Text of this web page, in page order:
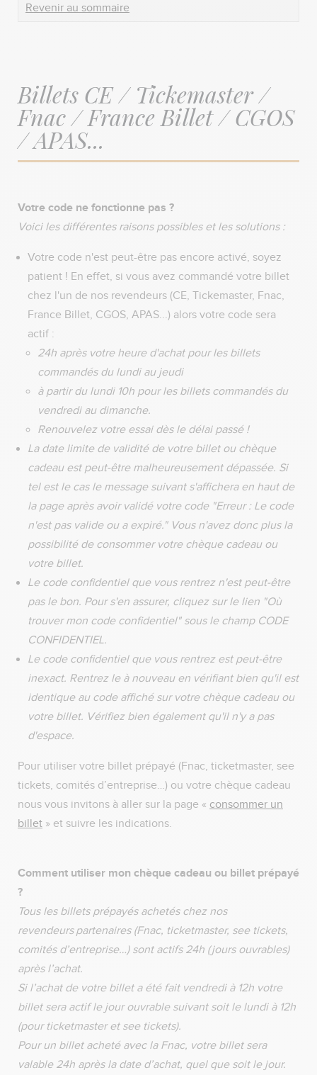
Revenir au sommaire
Billets CE / Tickemaster /
Fnac / France Billet / CGOS
/ APAS...
Votre code ne fonctionne pas ?
Voici les différentes raisons possibles et les solutions :
Votre code n'est peut-être pas encore activé, soyez
patient ! En effet, si vous avez commandé votre billet
chez l'un de nos revendeurs (CE, Tickemaster, Fnac,
France Billet, CGOS, APAS...) alors votre code sera
actif :
24h après votre heure d'achat pour les billets
commandés du lundi au jeudi
à partir du lundi 10h pour les billets commandés du
vendredi au dimanche.
Renouvelez votre essai dès le délai passé !
La date limite de validité de votre billet ou chèque
cadeau est peut-être malheureusement dépassée. Si
tel est le cas le message suivant s'affichera en haut de
la page après avoir validé votre code "Erreur : Le code
n'est pas valide ou a expiré." Vous n'avez donc plus la
possibilité de consommer votre chèque cadeau ou
votre billet.
Le code confidentiel que vous rentrez n'est peut-être
pas le bon. Pour s'en assurer, cliquez sur le lien "Où
trouver mon code confidentiel" sous le champ CODE
CONFIDENTIEL.
Le code confidentiel que vous rentrez est peut-être
inexact. Rentrez le à nouveau en vérifiant bien qu'il est
identique au code affiché sur votre chèque cadeau ou
votre billet. Vérifiez bien également qu'il n'y a pas
d'espace.
Pour utiliser votre billet prépayé (Fnac, ticketmaster, see
tickets, comités d’entreprise…) ou votre chèque cadeau
nous vous invitons à aller sur la page « consommer un
billet » et suivre les indications.
Comment utiliser mon chèque cadeau ou billet prépayé
?
Tous les billets prépayés achetés chez nos
revendeurs partenaires (Fnac, ticketmaster, see tickets,
comités d’entreprise…) sont actifs 24h (jours ouvrables)
après l’achat.
Si l’achat de votre billet a été fait vendredi à 12h votre
billet sera actif le jour ouvrable suivant soit le lundi à 12h
(pour ticketmaster et see tickets).
Pour un billet acheté avec la Fnac, votre billet sera
valable 24h après la date d’achat, quel que soit le jour.